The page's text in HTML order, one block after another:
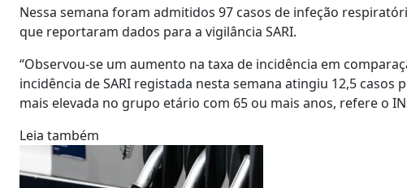
Nessa semana foram admitidos 97 casos de infeção
que reportaram dados para a vigilância SARI.
“Observou-se um aumento na taxa de incidência em
incidência de SARI registada nesta semana atingiu 12,5
mais elevada no grupo etário com 65 ou mais anos, refere o
Leia também